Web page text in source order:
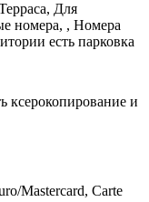
Для
номера, , Номера
есть парковка
ксерокопирование и
Mastercard, Carte